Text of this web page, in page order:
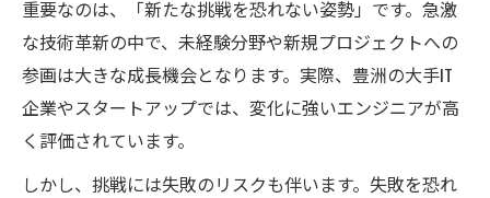
重要なのは、「新たな挑戦を恐れない姿勢」です。急激
な技術革新の中で、未経験分野や新規プロジェクトへの
参画は大きな成長機会となります。実際、豊洲の大手IT
企業やスタートアップでは、変化に強いエンジニアが高
く評価されています。
しかし、挑戦には失敗のリスクも伴います。失敗を恐れ